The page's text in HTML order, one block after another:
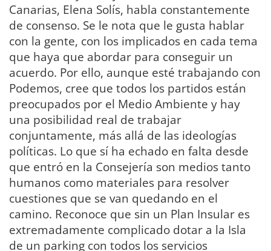
Canarias, Elena Solís, habla constantemente
de consenso. Se le nota que le gusta hablar
con la gente, con los implicados en cada tema
que haya que abordar para conseguir un
acuerdo. Por ello, aunque esté trabajando con
Podemos, cree que todos los partidos están
preocupados por el Medio Ambiente y hay
una posibilidad real de trabajar
conjuntamente, más allá de las ideologías
políticas. Lo que sí ha echado en falta desde
que entró en la Consejería son medios tanto
humanos como materiales para resolver
cuestiones que se van quedando en el
camino. Reconoce que sin un Plan Insular es
extremadamente complicado dotar a la Isla
de un parking con todos los servicios